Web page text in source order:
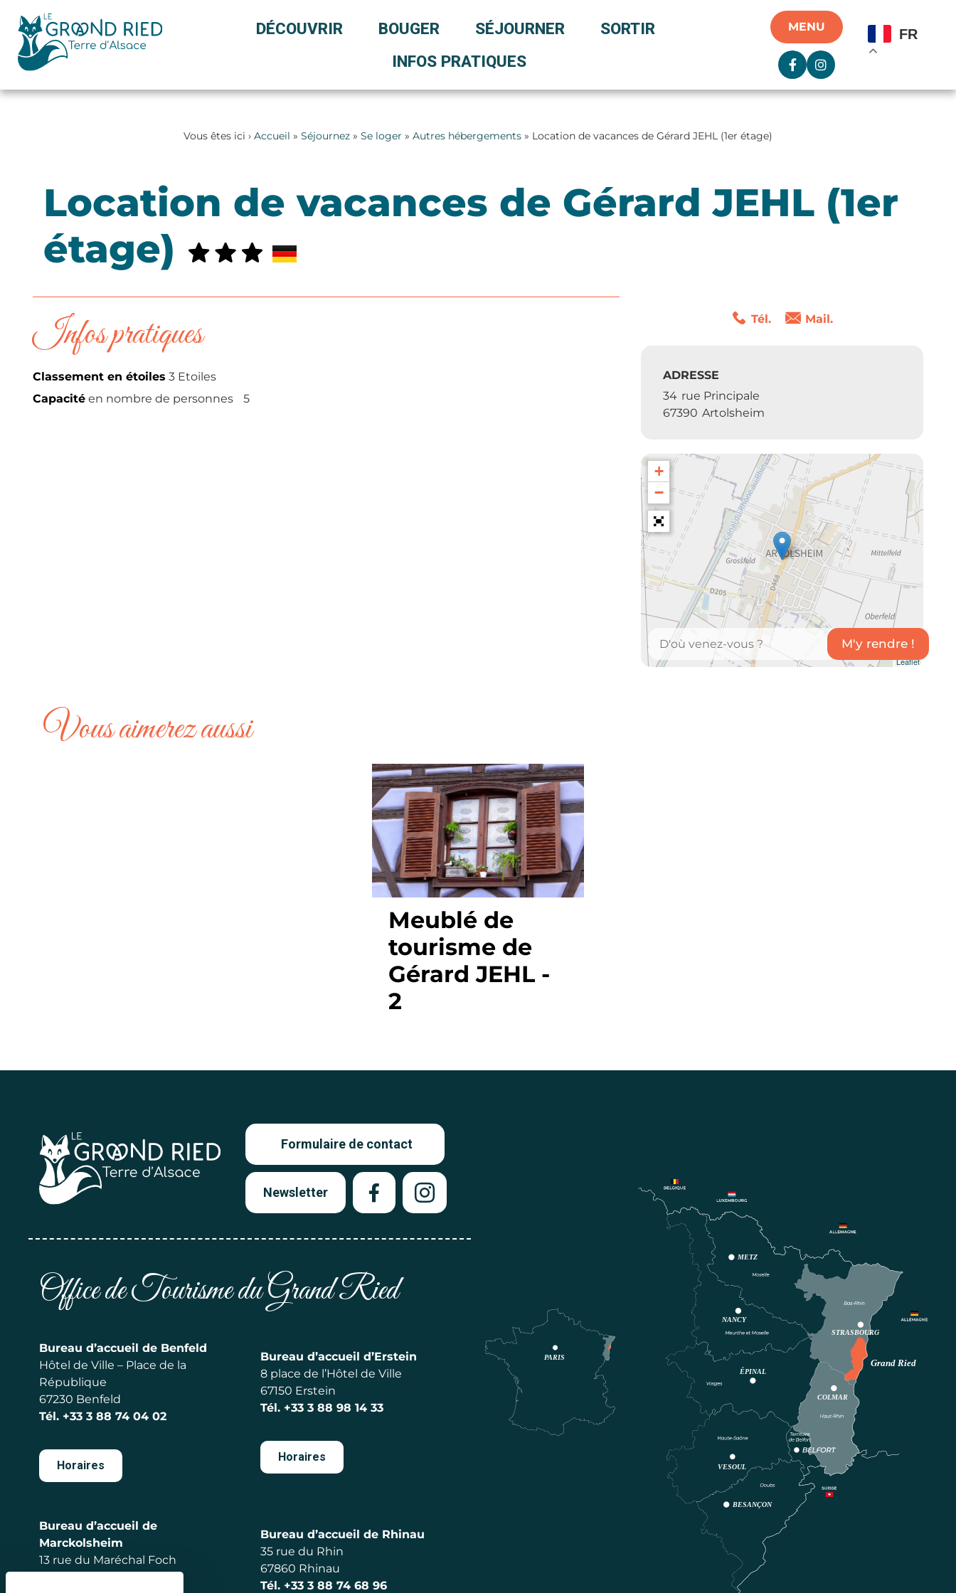
DÉCOUVRIR BOUGER SÉJOURNER
SORTIR
INFOS PRATIQUES
MENU FR
Vous êtes ici › Accueil » Séjournez» Se loger » Autres hébergements» Location de vacances de Gérard JEHL (1er étage)
Location de vacances de Gérard JEHL (1er
étage)
Tél. Mail.
ADRESSE
34 rue Principale
67390 Artolsheim
+
−
Leaflet
Infos pratiques
Classement en étoiles 3 Etoiles
Capacité en nombre de personnes 5
Vous aimerez aussi
Meublé de
tourisme de
Gérard JEHL -
2
Formulaire de contact
Newsletter
Office de Tourisme du Grand Ried
Bureau d’accueil de Benfeld
Hôtel de Ville – Place de la
République
67230 Benfeld
Tél. +33 3 88 74 04 02
Horaires
Bureau d’accueil d’Erstein
8 place de l’Hôtel de Ville
67150 Erstein
Tél. +33 3 88 98 14 33
Horaires
Bureau d’accueil de
Marckolsheim
13 rue du Maréchal Foch
Bureau d’accueil de Rhinau
35 rue du Rhin
67860 Rhinau
Tél. +33 3 88 74 68 96